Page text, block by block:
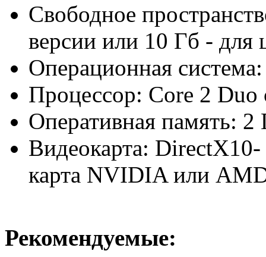
Свободное
версии или 10 Гб - для
Операционная
Процессор: Core 2
Оперативная память: 2
Видеокарта:
карта NVIDIA или
Рекомендуемые: